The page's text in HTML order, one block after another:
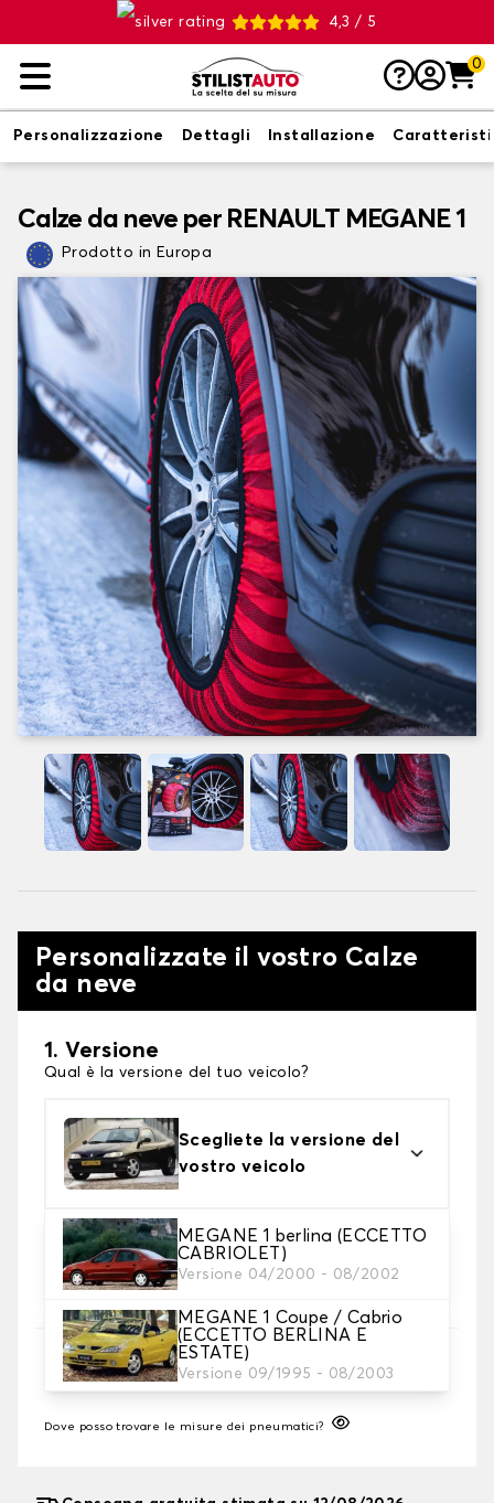
4,3 / 5
0
Personalizzazione Dettagli Installazione
Calze da neve per RENAULT MEGANE 1
Prodotto in Europa
Personalizzate il vostro Calze
da neve
1. Versione
Qual è la versione del tuo veicolo?
Scegliete la versione del
vostro veicolo
MEGANE 1 berlina (ECCETTO
CABRIOLET)
Versione 04/2000 - 08/2002
MEGANE 1 Coupe / Cabrio
(ECCETTO BERLINA E
ESTATE)
Versione 09/1995 - 08/2003
2. Finitura a calza
Scegli le calze da neve adatte alle tue necessità
3. Dimensioni
Inserire le dimensioni del pneumatico
Dove posso trovare le misure dei pneumatici?